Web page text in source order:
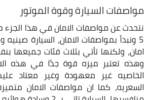
مواصفات السيارة وقوة الموتور
نتحدث عن مواصفات الامان في هذا الجزء
5 ونبدأ بمواصفات الامان، السيارة صينيه
امان، ولكنها تأتي بثلاث فئات جميعها
وهذه تعتبر ميزه قوة جدًا في هذه
الخاصيه غير معهودة وغير معتاد
السعريه، كما ان مواصفات الامان